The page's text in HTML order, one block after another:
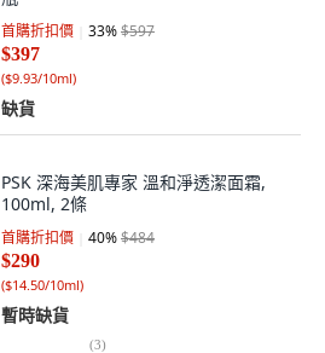
首購折扣價 33%$597
$397
($9.93/10ml)
缺貨
PSK 深海美肌專家 溫和淨透潔面霜,
100ml, 2條
首購折扣價 40%$484
$290
($14.50/10ml)
暫時缺貨
(3)